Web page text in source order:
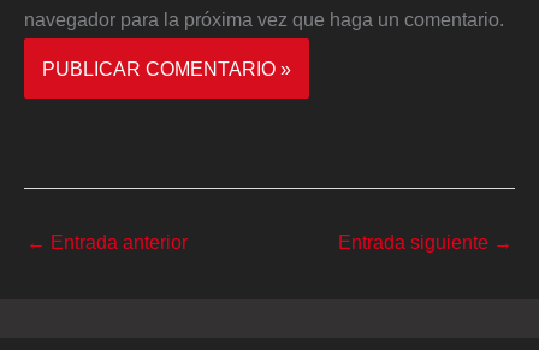
navegador para la próxima vez que haga un comentario.
← Entrada anterior Entrada siguiente →